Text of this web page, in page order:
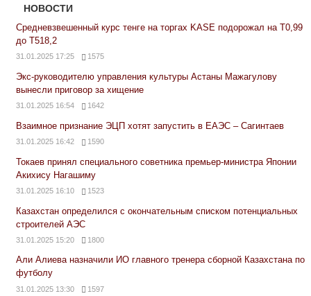
НОВОСТИ
Средневзвешенный курс тенге на торгах KASE подорожал на Т0,99
до Т518,2
31.01.2025 17:25 1575
Экс-руководителю управления культуры Астаны Мажагулову
вынесли приговор за хищение
31.01.2025 16:54 1642
Взаимное признание ЭЦП хотят запустить в ЕАЭС – Сагинтаев
31.01.2025 16:42 1590
Токаев принял специального советника премьер-министра Японии
Акихису Нагашиму
31.01.2025 16:10 1523
Казахстан определился с окончательным списком потенциальных
строителей АЭС
31.01.2025 15:20 1800
Али Алиева назначили ИО главного тренера сборной Казахстана по
футболу
31.01.2025 13:30 1597